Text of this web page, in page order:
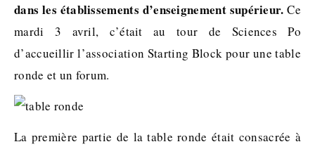
dans les établissements d’enseignement supérieur. Ce
mardi 3 avril, c’était au tour de Sciences Po
d’accueillir l’association Starting Block pour une table
ronde et un forum.
La première partie de la table ronde était consacrée à